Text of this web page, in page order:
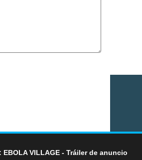
VILLAGE - Tráiler de anuncio